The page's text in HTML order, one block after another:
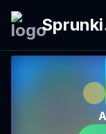
Sprunki